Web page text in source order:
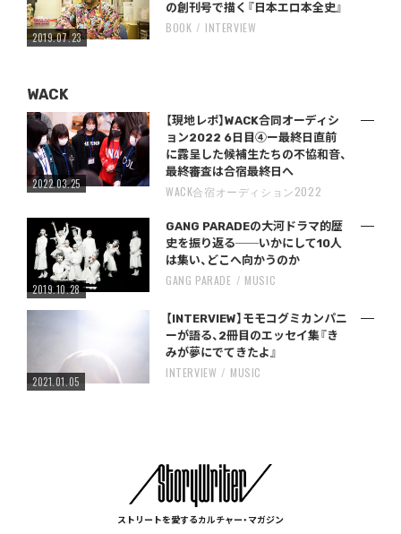
2019.07.23
の創刊号で描く『日本エロ本全史』
BOOK INTERVIEW
WACK
2022.03.25
【現地レポ】WACK合同オーディシ
ョン2022 6日目④ー最終日直前
に露呈した候補生たちの不協和音、
最終審査は合宿最終日へ
WACK合宿オーディション2022
2019.10.28
GANG PARADEの大河ドラマ的歴
史を振り返る──いかにして10人
は集い、どこへ向かうのか
GANG PARADE MUSIC
2021.01.05
【INTERVIEW】モモコグミカンパニ
ーが語る、2冊目のエッセイ集『き
みが夢にでてきたよ』
INTERVIEW MUSIC
ストリートを愛するカルチャー・マガジン